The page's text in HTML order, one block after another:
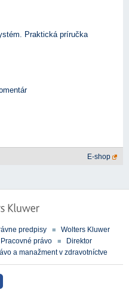
Praktická príručka
E-shop
predpisy
Wolters Kluwer
Pracovné právo
Direktor
a manažment v zdravotníctve